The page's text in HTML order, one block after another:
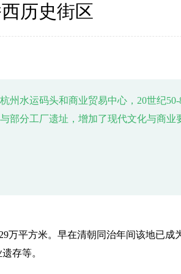
历史街区
州水运码头和商业贸易中心，20世纪50-
部分工厂遗址，增加了现代文化与商业
万平方米。早在清朝同治年间该地已成
存等。